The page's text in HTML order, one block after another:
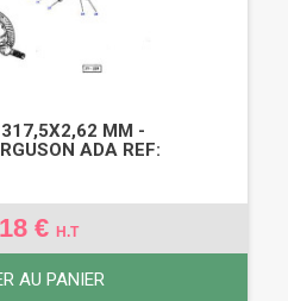
MM -
ADA REF:
€ H.T
AU PANIER